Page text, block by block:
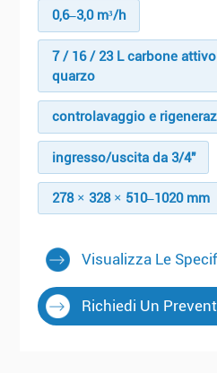
0,6–3,0 m³/h
7 / 16 / 23 L carbone
quarzo
controlavaggio e
ingresso/uscita da 3/4"
278 × 328 × 510–1020 mm
Visualizza Le
Richiedi Un